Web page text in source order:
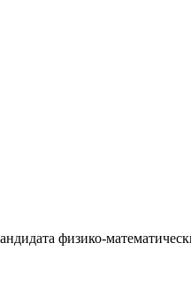
физико-